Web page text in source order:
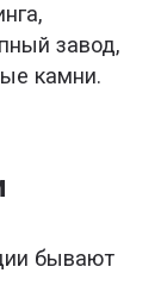
завод,
камни.
бывают